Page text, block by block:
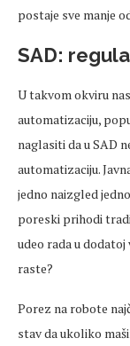
postaje sve manje
SAD:
U takvom okviru
automatizaciju,
naglasiti da u SAD
automatizaciju.
jedno naizgled
poreski prihodi
udeo rada u
raste?
Porez na robote
stav da ukoliko